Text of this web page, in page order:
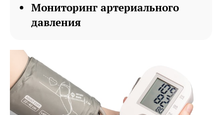
Мониторинг артериального
давления